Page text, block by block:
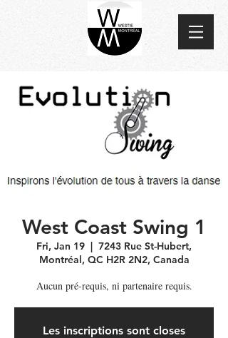
West Coast Swing 1
Fri, Jan 19
  |
7243 Rue St-Hubert,
Montréal, QC H2R 2N2, Canada
Aucun pré-requis, ni partenaire requis.
Les inscriptions sont closes